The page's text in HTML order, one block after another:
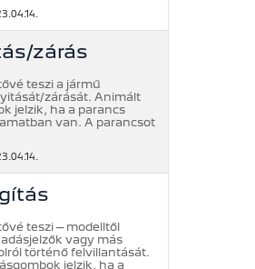
zárás
teszi a jármű
zárását. Animált
jelzik, ha a parancs
van. A parancsot
teszi – modelltől
vagy más
történő felvillantását.
jelzik, ha a